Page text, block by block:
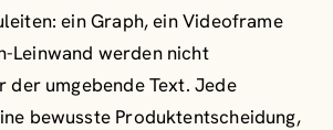
ein Graph, ein Videoframe
Leinwand werden nicht
umgebende Text. Jede
bewusste Produktentscheidung,